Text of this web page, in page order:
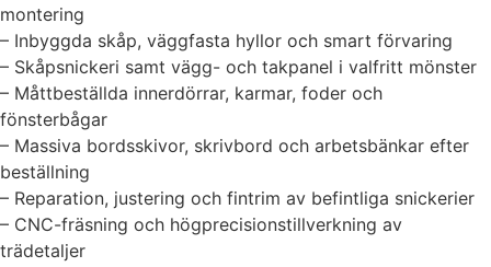
montering
– Inbyggda skåp, väggfasta hyllor och smart förvaring
– Skåpsnickeri samt vägg- och takpanel i valfritt mönster
– Måttbeställda innerdörrar, karmar, foder och
fönsterbågar
– Massiva bordsskivor, skrivbord och arbetsbänkar efter
beställning
– Reparation, justering och fintrim av befintliga snickerier
– CNC-fräsning och högprecisionstillverkning av
trädetaljer